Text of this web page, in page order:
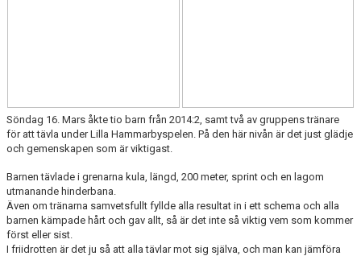
Söndag 16. Mars åkte tio barn från 2014:2, samt två av gruppens tränare
för att tävla under Lilla Hammarbyspelen. På den här nivån är det just glädje
och gemenskapen som är viktigast.
Barnen tävlade i grenarna kula, längd, 200 meter, sprint och en lagom
utmanande hinderbana.
Även om tränarna samvetsfullt fyllde alla resultat in i ett schema och alla
barnen kämpade hårt och gav allt, så är det inte så viktig vem som kommer
först eller sist.
I friidrotten är det ju så att alla tävlar mot sig själva, och man kan jämföra